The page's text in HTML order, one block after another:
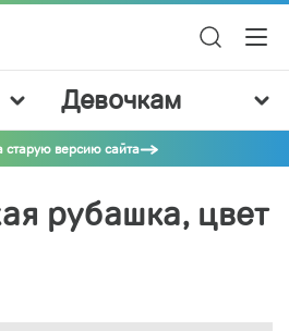
Девочкам
старую версию сайта
рубашка, цвет